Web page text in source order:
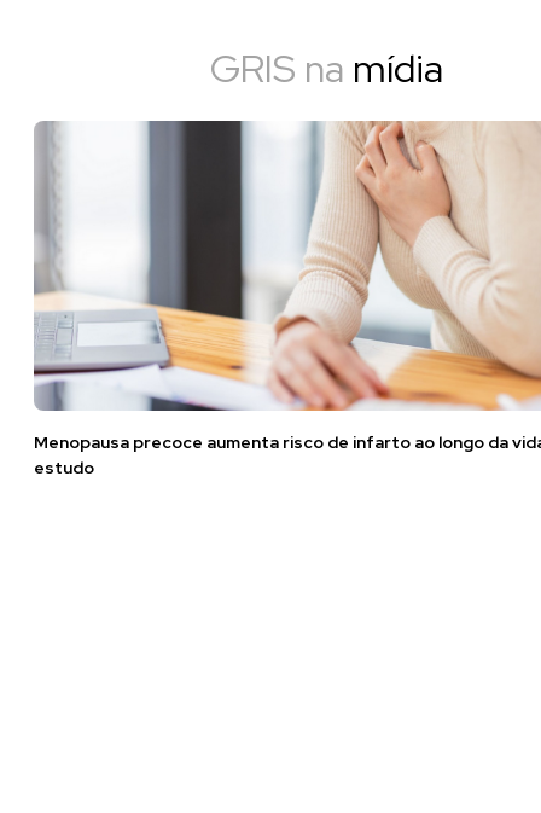
GRIS na mídia
Menopausa precoce aumenta risco de infarto ao longo da
estudo